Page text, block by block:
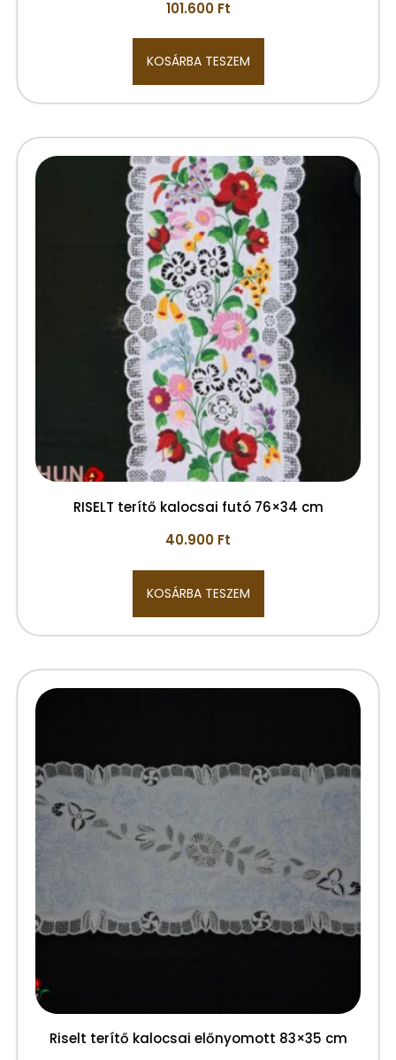
101.600 Ft
KOSÁRBA TESZEM
RISELT terítő kalocsai futó 76×34 cm
40.900 Ft
KOSÁRBA TESZEM
Riselt terítő kalocsai előnyomott 83×35 cm